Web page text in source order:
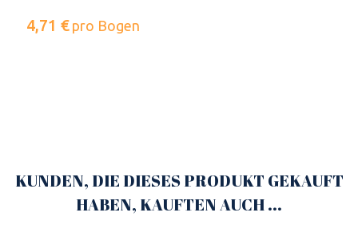
4,71 € pro Bogen
KUNDEN, DIE DIESES PRODUKT GEKAUFT
HABEN, KAUFTEN AUCH ...